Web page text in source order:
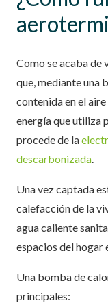
Como se acaba de
que, mediante una
contenida en el
energía que utiliza
procede de la
descarbonizada.
Una vez captada
calefacción de la
agua caliente
espacios del hogar
Una bomba de
principales: